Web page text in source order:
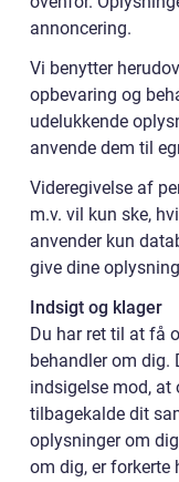
annoncering.
Vi benytter
opbevaring og
udelukkende
anvende dem til
Videregivelse af
m.v. vil kun ske,
anvender kun
give dine
Indsigt og klager
Du har ret til at få
behandler om dig.
indsigelse mod, at
tilbagekalde dit
oplysninger om
om dig, er forkerte